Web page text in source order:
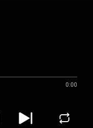
0:00